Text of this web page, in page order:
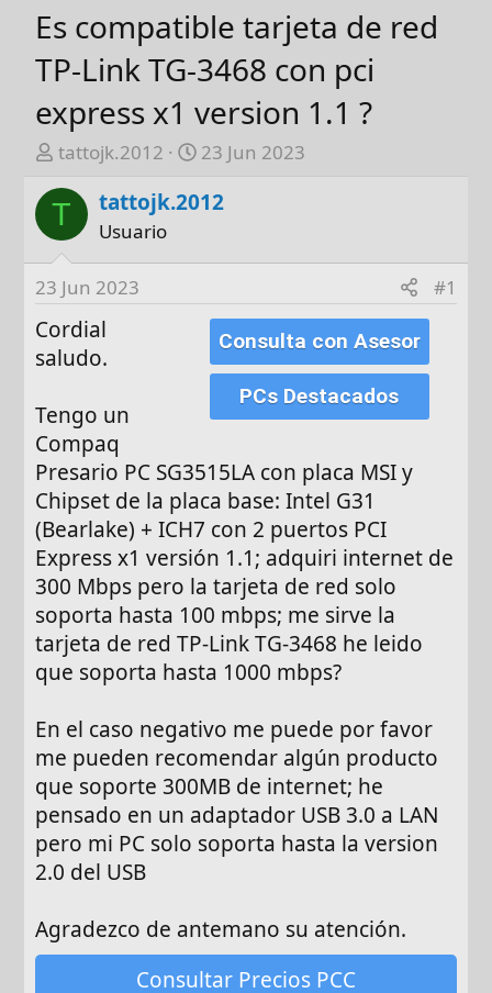
Es compatible tarjeta de red
TP-Link TG-3468 con pci
express x1 version 1.1 ?
A
t
o
r
tattojk.2012
F
c
e
23 Jun 2023
T tattojk.2012
Usuario
23 Jun 2023 #1
Consulta con Asesor
PCs Destacados
Cordial
saludo.
Tengo un
Compaq
Presario PC SG3515LA con placa MSI y
Chipset de la placa base: Intel G31
(Bearlake) + ICH7 con 2 puertos PCI
Express x1 versión 1.1; adquiri internet de
300 Mbps pero la tarjeta de red solo
soporta hasta 100 mbps; me sirve la
tarjeta de red TP-Link TG-3468 he leido
que soporta hasta 1000 mbps?
En el caso negativo me puede por favor
me pueden recomendar algún producto
que soporte 300MB de internet; he
pensado en un adaptador USB 3.0 a LAN
pero mi PC solo soporta hasta la version
2.0 del USB
Agradezco de antemano su atención.
Consultar Precios PCC